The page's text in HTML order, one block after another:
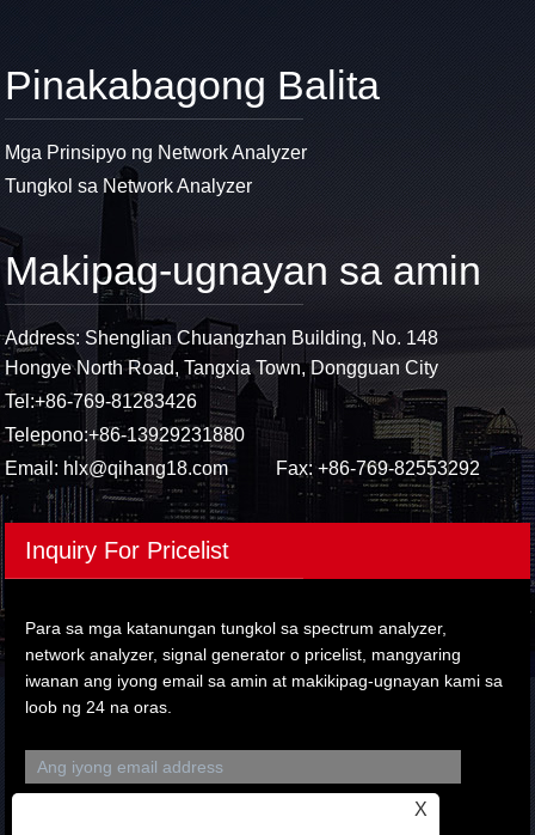
Pinakabagong Balita
Mga Prinsipyo ng Network Analyzer
Tungkol sa Network Analyzer
Makipag-ugnayan sa amin
Address: Shenglian Chuangzhan Building, No. 148
Hongye North Road, Tangxia Town, Dongguan City
Tel:+86-769-81283426
Telepono:+86-13929231880
Email: hlx@qihang18.com Fax: +86-769-82553292
Inquiry For Pricelist
Para sa mga katanungan tungkol sa spectrum analyzer,
network analyzer, signal generator o pricelist, mangyaring
iwanan ang iyong email sa amin at makikipag-ugnayan kami sa
loob ng 24 na oras.
X